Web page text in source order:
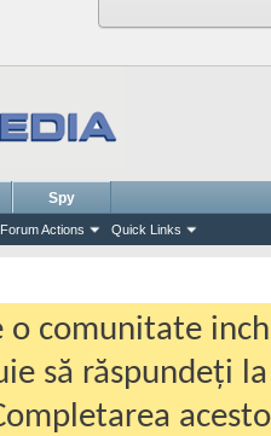
Forum Actions Quick Links
Spy
o comunitate
să răspundeți